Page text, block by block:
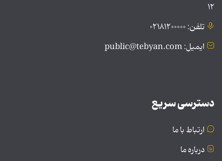
۱۲
تلفن: ۰۲۱۸۱۲۰۰۰۰۰
ایمیل: public@tebyan.com
دسترسی سریع
ارتباط با ما
درباره ما